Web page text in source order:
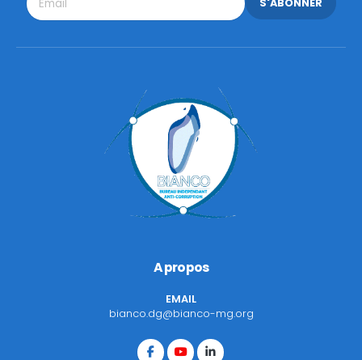
S'ABONNER
A propos
EMAIL
bianco.dg@bianco-mg.org